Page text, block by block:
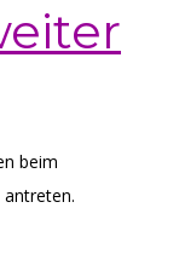
beim
antreten.